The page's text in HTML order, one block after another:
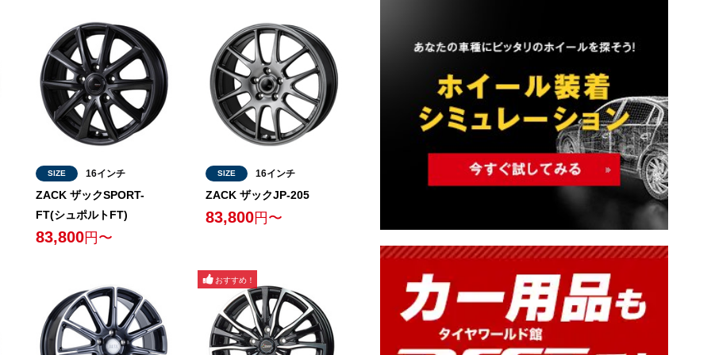
SIZE 16インチ
ZACK ザックSPORT-
FT(シュポルトFT)
83,800円〜
SIZE 16インチ
ZACK ザックJP-205
83,800円〜